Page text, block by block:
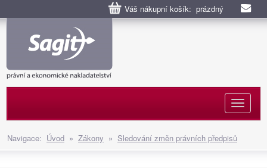
Váš nákupní košík: prázdný
Navigace: Úvod » Zákony » Sledování změn právních předpisů